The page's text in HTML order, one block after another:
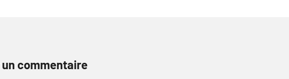
commentaire